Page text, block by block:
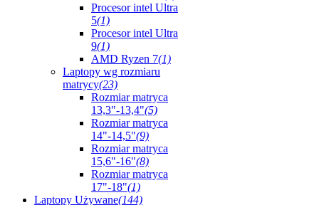
Procesor intel Ultra
5(1)
Procesor intel Ultra
9(1)
AMD Ryzen 7(1)
Laptopy wg rozmiaru
matrycy(23)
Rozmiar matryca
13,3"-13,4"(5)
Rozmiar matryca
14"-14,5"(9)
Rozmiar matryca
15,6"-16"(8)
Rozmiar matryca
17"-18"(1)
Laptopy Używane(144)